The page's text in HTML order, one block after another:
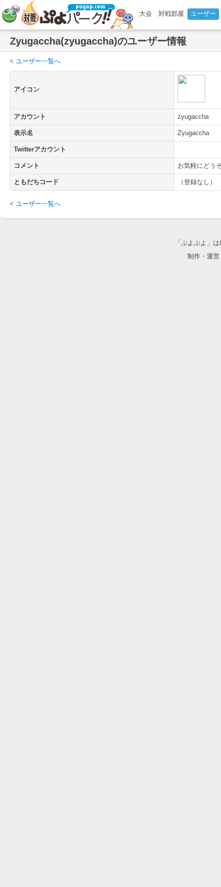
大会 対戦部屋 ユーザー
Zyugaccha(zyugaccha)のユーザー情報
< ユーザー一覧へ
アイコン
アカウント zyugaccha
表示名 Zyugaccha
Twitterアカウント
コメント お気軽にどう
ともだちコード （登録なし）
< ユーザー一覧へ
「ぷよぷよ」
制作・運営